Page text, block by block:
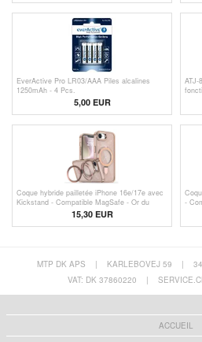
EverActive Pro LR03/AAA Piles alcalines
1250mAh - 4 Pcs.
5,00 EUR
ATJ-
Coque hybride pailletée iPhone 16e/17e avec
Kickstand - Compatible MagSafe - Or du
15,30 EUR
-
MTP DK APS | KARLEBOVEJ 59 |
VAT: DK 37860220
|
ACCUEIL